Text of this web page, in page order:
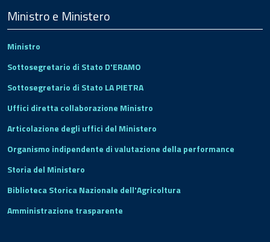
Footer
Ministro e Ministero
Ministro
Sottosegretario di Stato D'ERAMO
Sottosegretario di Stato LA PIETRA
Uffici diretta collaborazione Ministro
Articolazione degli uffici del Ministero
Organismo indipendente di valutazione della performance
Storia del Ministero
Biblioteca Storica Nazionale dell'Agricoltura
Amministrazione trasparente